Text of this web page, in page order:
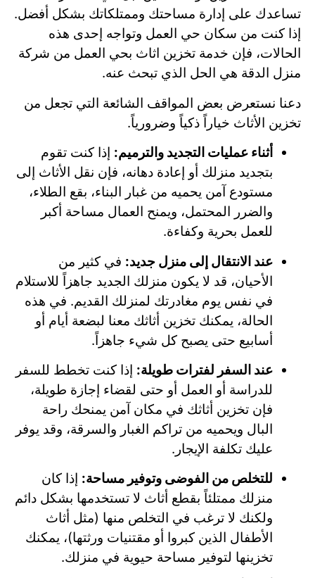
تساعدك على إدارة مساحتك وممتلكاتك بشكل أفضل.
إذا كنت من سكان حي العمل وتواجه إحدى هذه
الحالات، فإن خدمة تخزين اثاث بحي العمل من شركة
منزل الدقة هي الحل الذي تبحث عنه.
دعنا نستعرض بعض المواقف الشائعة التي تجعل من
تخزين الأثاث خياراً ذكياً وضرورياً.
أثناء عمليات التجديد والترميم: إذا كنت تقوم
بتجديد منزلك أو إعادة دهانه، فإن نقل الأثاث إلى
مستودع آمن يحميه من غبار البناء، بقع الطلاء،
والضرر المحتمل، ويمنح العمال مساحة أكبر
للعمل بحرية وكفاءة.
عند الانتقال إلى منزل جديد: في كثير من
الأحيان، قد لا يكون منزلك الجديد جاهزاً للاستلام
في نفس يوم مغادرتك لمنزلك القديم. في هذه
الحالة، يمكنك تخزين أثاثك معنا لبضعة أيام أو
أسابيع حتى يصبح كل شيء جاهزاً.
عند السفر لفترات طويلة: إذا كنت تخطط للسفر
للدراسة أو العمل أو حتى لقضاء إجازة طويلة،
فإن تخزين أثاثك في مكان آمن يمنحك راحة
البال ويحميه من تراكم الغبار والسرقة، وقد يوفر
عليك تكلفة الإيجار.
للتخلص من الفوضى وتوفير مساحة: إذا كان
منزلك ممتلئاً بقطع أثاث لا تستخدمها بشكل دائم
ولكنك لا ترغب في التخلص منها (مثل أثاث
الأطفال الذين كبروا أو مقتنيات ورثتها)، يمكنك
تخزينها لتوفير مساحة حيوية في منزلك.